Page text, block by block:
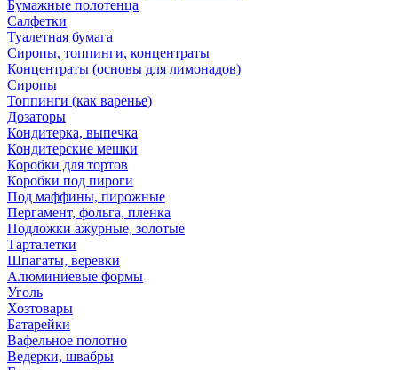
Бумажные полотенца
Салфетки
Туалетная бумага
Сиропы, топпинги, концентраты
Концентраты (основы для лимонадов)
Сиропы
Топпинги (как варенье)
Дозаторы
Кондитерка, выпечка
Кондитерские мешки
Коробки для тортов
Коробки под пироги
Под маффины, пирожные
Пергамент, фольга, пленка
Подложки ажурные, золотые
Тарталетки
Шпагаты, веревки
Алюминиевые формы
Уголь
Хозтовары
Батарейки
Вафельное полотно
Ведерки, швабры